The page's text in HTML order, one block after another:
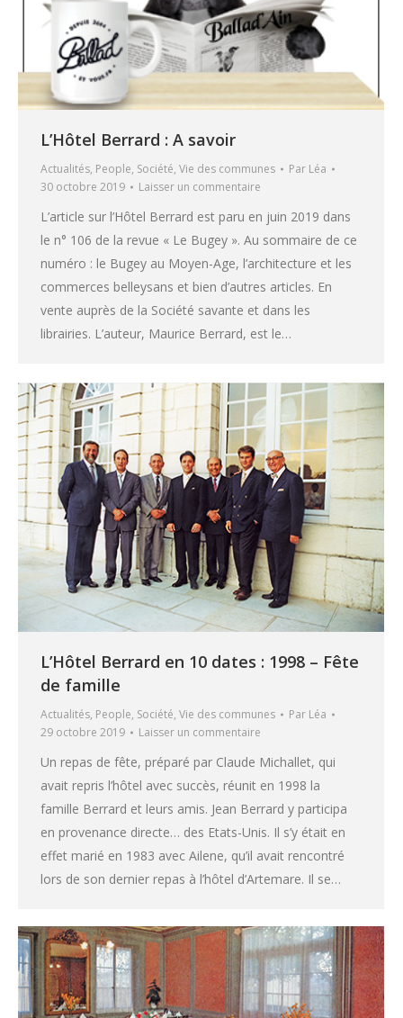
L’Hôtel Berrard : A savoir
Actualités, People, Société, Vie des communes Par Léa
30 octobre 2019
Laisser un commentaire
L’article sur l’Hôtel Berrard est paru en juin 2019 dans
le n° 106 de la revue « Le Bugey ». Au sommaire de ce
numéro : le Bugey au Moyen-Age, l’architecture et les
commerces belleysans et bien d’autres articles. En
vente auprès de la Société savante et dans les
librairies. L’auteur, Maurice Berrard, est le…
L’Hôtel Berrard en 10 dates : 1998 – Fête
de famille
Actualités, People, Société, Vie des communes Par Léa
29 octobre 2019
Laisser un commentaire
Un repas de fête, préparé par Claude Michallet, qui
avait repris l’hôtel avec succès, réunit en 1998 la
famille Berrard et leurs amis. Jean Berrard y participa
en provenance directe… des Etats-Unis. Il s’y était en
effet marié en 1983 avec Ailene, qu’il avait rencontré
lors de son dernier repas à l’hôtel d’Artemare. Il se…